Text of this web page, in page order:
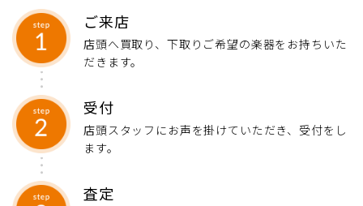
ご来店
店頭へ買取り、下取りご希望の楽器をお持ちいた
だきます。
受付
店頭スタッフにお声を掛けていただき、受付をし
ます。
査定